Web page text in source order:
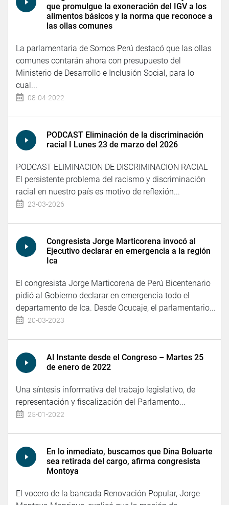
que promulgue la exoneración del IGV a los
alimentos básicos y la norma que reconoce a
las ollas comunes
La parlamentaria de Somos Perú destacó que las ollas
comunes contarán ahora con presupuesto del
Ministerio de Desarrollo e Inclusión Social, para lo
cual...
08-04-2022
PODCAST Eliminación de la discriminación
racial I Lunes 23 de marzo del 2026
PODCAST ELIMINACION DE DISCRIMINACION RACIAL
El persistente problema del racismo y discriminación
racial en nuestro país es motivo de reflexión...
23-03-2026
Congresista Jorge Marticorena invocó al
Ejecutivo declarar en emergencia a la región
Ica
El congresista Jorge Marticorena de Perú Bicentenario
pidió al Gobierno declarar en emergencia todo el
departamento de Ica. Desde Ocucaje, el parlamentario...
20-03-2023
Al Instante desde el Congreso – Martes 25
de enero de 2022
Una síntesis informativa del trabajo legislativo, de
representación y fiscalización del Parlamento...
25-01-2022
En lo inmediato, buscamos que Dina Boluarte
sea retirada del cargo, afirma congresista
Montoya
El vocero de la bancada Renovación Popular, Jorge